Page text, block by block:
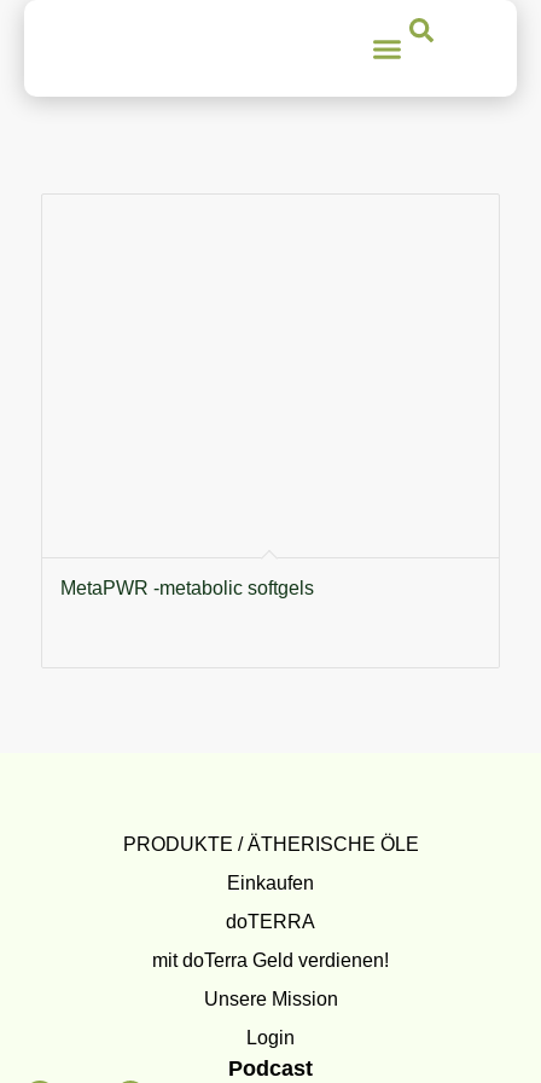
MetaPWR -metabolic softgels
PRODUKTE / ÄTHERISCHE ÖLE
Einkaufen
doTERRA
mit doTerra Geld verdienen!
Unsere Mission
Login
Podcast